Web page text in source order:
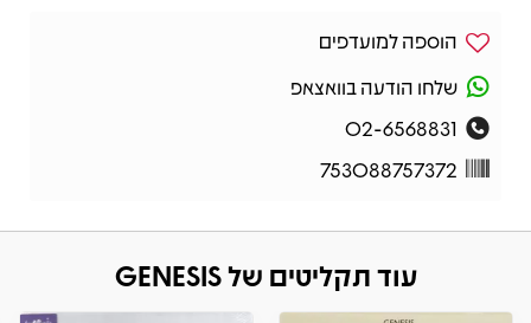
הוספה למועדפים
שלחו הודעה בוואצאפ
02-6568831
753088757372
עוד תקליטים של GENESIS